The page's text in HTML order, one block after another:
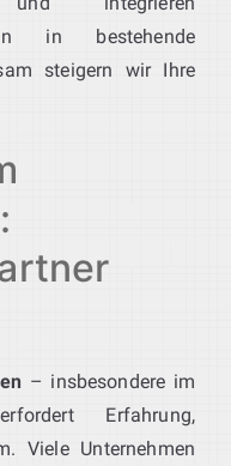
in bestehende
steigern wir Ihre
– insbesondere im
Erfahrung,
Viele Unternehmen